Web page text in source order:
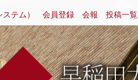
テム） 会員登録 会報 投稿一覧